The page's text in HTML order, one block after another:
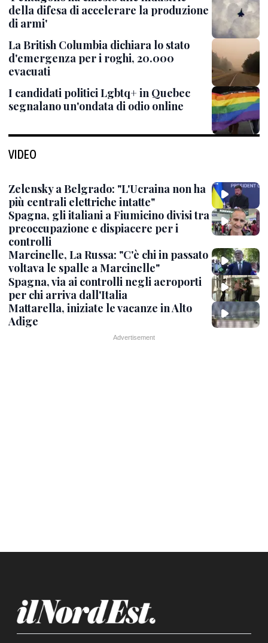
della difesa di accelerare la produzione
di armi'
La British Columbia dichiara lo stato
d'emergenza per i roghi, 20.000
evacuati
I candidati politici Lgbtq+ in Quebec
segnalano un'ondata di odio online
VIDEO
Zelensky a Belgrado: "L'Ucraina non ha
più centrali elettriche intatte"
Spagna, gli italiani a Fiumicino divisi tra
preoccupazione e dispiacere per i
controlli
Marcinelle, La Russa: "C'è chi in passato
voltava le spalle a Marcinelle"
Spagna, via ai controlli negli aeroporti
per chi arriva dall'Italia
Mattarella, iniziate le vacanze in Alto
Adige